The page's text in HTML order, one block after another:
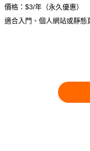
價格：$3/年（永久優惠）
適合入門、個人網站或靜態